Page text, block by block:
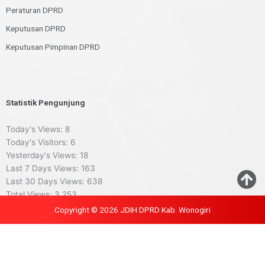
Peraturan DPRD
Keputusan DPRD
Keputusan Pimpinan DPRD
Statistik Pengunjung
Today's Views: 8
Today's Visitors: 6
Yesterday's Views: 18
Last 7 Days Views: 163
Last 30 Days Views: 638
Total Views:3,253
Copyright © 2026 JDIH DPRD Kab. Wonogiri